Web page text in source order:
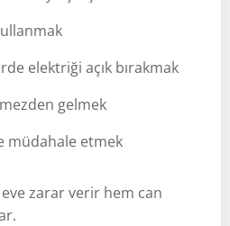
elektriği açık bırakmak
gelmek
müdahale etmek
zarar verir hem can